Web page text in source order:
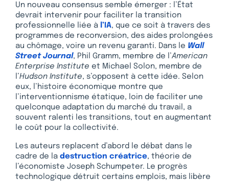
Un nouveau consensus semble émerger : l’État
devrait intervenir pour faciliter la transition
professionnelle liée à l’IA, que ce soit à travers des
programmes de reconversion, des aides prolongées
au chômage, voire un revenu garanti. Dans le Wall
Street Journal, Phil Gramm, membre de l’American
Enterprise Institute et Michael Solon, membre de
l’Hudson Institute, s’opposent à cette idée. Selon
eux, l’histoire économique montre que
l’interventionnisme étatique, loin de faciliter une
quelconque adaptation du marché du travail, a
souvent ralenti les transitions, tout en augmentant
le coût pour la collectivité.
Les auteurs replacent d’abord le débat dans le
cadre de la destruction créatrice, théorie de
l’économiste Joseph Schumpeter. Le progrès
technologique détruit certains emplois, mais libère